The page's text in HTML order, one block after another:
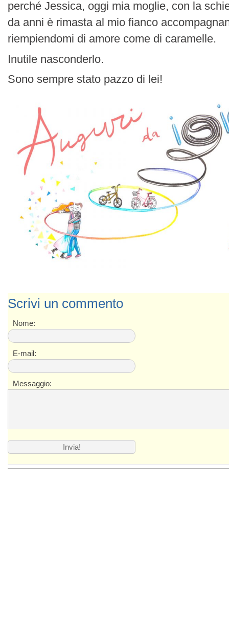
perché Jessica, oggi mia moglie, con la
da anni è rimasta al mio fianco
riempiendomi di amore come di caramelle.
Inutile nasconderlo.
Sono sempre stato pazzo di lei!
Scrivi un commento
Nome:
E-mail:
Messaggio: